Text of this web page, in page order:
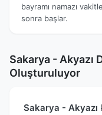
bayramı namazı
sonra başlar.
Sakarya - Akyazı
Oluşturuluyor
Sakarya - Akyazı